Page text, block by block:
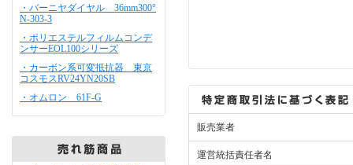
・バーニヤダイヤル 36mm300°
N-303-3
・ポリエステルフィルムコンデ
ンサーEOL100シリーズ
・カーボン系可変抵抗器 東京
コスモスRV24YN20SB
・オムロン 61F-G
販売業者
運営統括責任者名